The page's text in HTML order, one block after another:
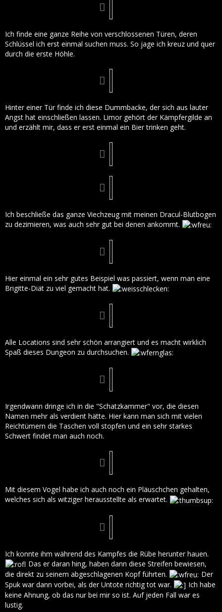
Ich finde eine ganze Reihe von verschlossenen Türen, deren
Schlüssel ich erst einmal suchen muss. So jage ich kreuz und quer
durch die erste Höhle.
Hinter einer Tür finde ich diese Dummbacke, der sich aus lauter
Angst hat einschließen lassen. Limor gehört der Kämpfergilde an
und erzählt mir, dass er erst einmal ein Bier trinken geht.
Ich beschließe das ganze Viechzeug mit meinen Dracul-Blutbogen
zu dezimieren, was auch sehr gut bei denen ankommt.
Hier einmal ein sehr gutes Beispiel was passiert, wenn man eine
Brigitte-Diät zu viel gemacht hat.
Alle Locations sind sehr schön arrangiert und es macht wirklich
Spaß dieses Dungeon zu durchsuchen.
Irgendwann dringe ich in die "Schatzkammer" vor, die diesen
Namen mehr als verdient hätte. Hier kann man sich mit vielen
Reichtümern die Taschen voll stopfen und ein sehr starkes
Schwert findet man auch noch.
Mit diesem Vogel habe ich auch noch ein Pläuschchen gehalten,
welches sich als witziger herausstellte als erwartet.
Ich konnte ihm während des Kampfes die Rübe herunter hauen.
Das er daran hing, haben dann diese Streifen bewiesen,
die direkt zu seinem abgeschlagenen Kopf führten.
Der
Spuk war dann vorbei, als der Untote richtig tot war.
Ich habe
keine Ahnung, ob das nur bei mir so ist. Auf jeden Fall war es
lustig.